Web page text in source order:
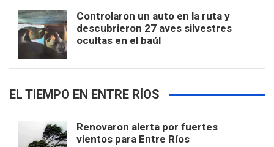
Controlaron un auto en la ruta y
descubrieron 27 aves silvestres
ocultas en el baúl
EL TIEMPO EN ENTRE RÍOS
Renovaron alerta por fuertes
vientos para Entre Ríos